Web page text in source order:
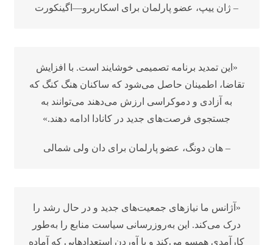
– ژان ییپ، عضو پارلمان برای اسکاربرو—اگینکورت
«این تمدید برنامه تصمیمی خوشایند است. با افزایش
تقاضا، اطمینان حاصل می‌شود که ساکنان هنگ کنگ که
به آزادی و دموکراسی ارزش می‌دهند می‌توانند به
جستجوی فرصت‌های جدید در کانادا ادامه دهند.»
– هان دونگ، عضو پارلمان برای دان ولی شمالی
«آژانس ما نیازهای جمعیت‌های جدید و در حال رشد را
درک می‌کند. این به‌روزرسانی سیاست منابع را به‌طور
کارآمدی همسو می‌کند و با آوردن استعدادهایی که آماده